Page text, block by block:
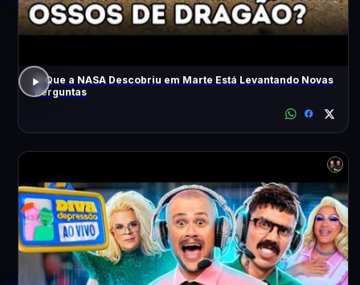
O Que a NASA Descobriu em Marte Está Levantando Novas
Perguntas